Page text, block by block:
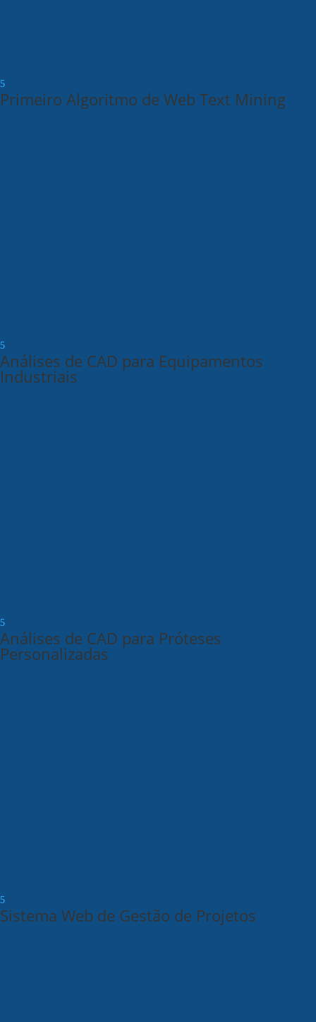
Primeiro Algoritmo de Web Text Mining
Análises de CAD para Equipamentos
Industriais
Análises de CAD para Próteses
Personalizadas
Sistema Web de Gestão de Projetos